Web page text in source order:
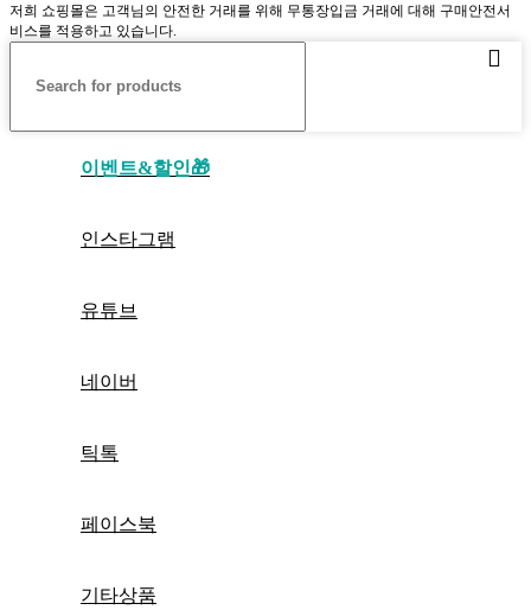
저희 쇼핑몰은 고객님의 안전한 거래를 위해 무통장입금 거래에 대해 구매안전서
비스를 적용하고 있습니다.
이벤트&할인🎁
인스타그램
유튜브
네이버
틱톡
페이스북
기타상품